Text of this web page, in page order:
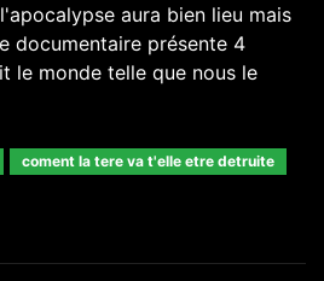
aura bien lieu mais
documentaire présente 4
le monde telle que nous le
coment la tere va t'elle etre detruite